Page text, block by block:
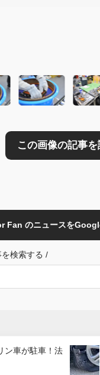
Fan のニュースを
検索する /
ン車が駐車！法